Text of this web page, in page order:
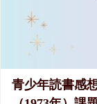
青少年読書感